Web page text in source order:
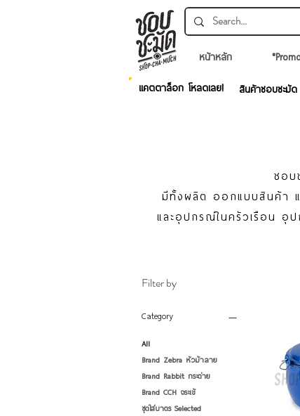
หน้าหลัก
สินค้าชอบชะมัด
แคตตาล็อก โหลดเลย!
ชอบ
มีทั้งผลิต ออกแบบสินค้า
และอุปกรณ์ในครัวเรือน อุ
Filter by
Category
All
Brand Zebra หัวม้าลาย
Brand Rabbit กระต่าย
Brand CCH จระเข้
ชุดใส่บาตร Selected